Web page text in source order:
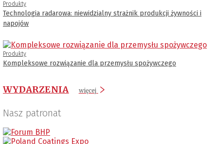
Produkty
Technologia radarowa: niewidzialny strażnik produkcji żywności i
napojów
Produkty
Kompleksowe rozwiązanie dla przemysłu spożywczego
WYDARZENIA więcej
Nasz patronat